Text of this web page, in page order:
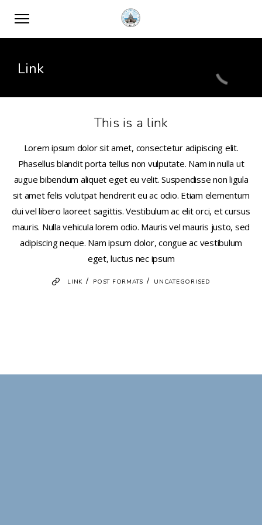
Link
This is a link
Lorem ipsum dolor sit amet, consectetur adipiscing elit.
Phasellus blandit porta tellus non vulputate. Nam in nulla ut
augue bibendum aliquet eget eu velit. Suspendisse non ligula
sit amet felis volutpat hendrerit eu ac odio. Etiam elementum
dui vel libero laoreet sagittis. Vestibulum ac elit orci, et cursus
mauris. Nulla vehicula lorem odio. Mauris vel mauris justo, sed
adipiscing neque. Nam ipsum dolor, congue ac vestibulum
eget, luctus nec ipsum
LINK / POST FORMATS / UNCATEGORISED